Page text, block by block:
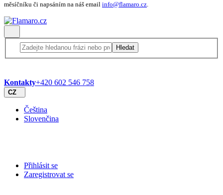
měsíčníku či napsáním na náš email info@flamaro.cz.
Hledat
Kontakty+420 602 546 758
CZ
Čeština
Slovenčina
Přihlásit se
Zaregistrovat se